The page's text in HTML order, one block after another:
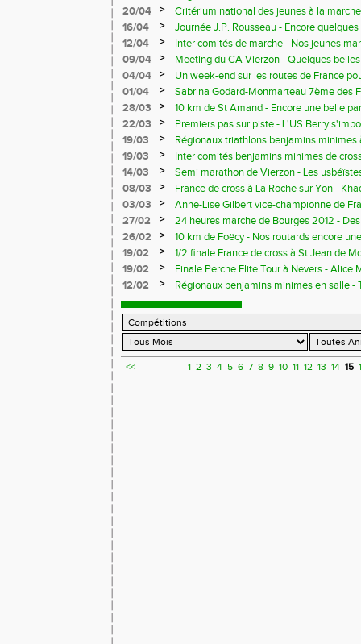
jeunes athlètes
20/04 >
Critérium national des jeunes à la
progression d'Emma Pellud et Solène
16/04 >
Journée J.P. Rousseau - Encore
12/04
>
Inter comités de marche - Nos jeunes
largement à la bonne tenue de l'équipe
09/04 >
Meeting du CA Vierzon - Quelques
ouverture de la saison estivale
04/04 >
Un week-end sur les routes de France
01/04
>
Sabrina Godard-Monmarteau 7ème des
Roanne en 35'00"
28/03 >
10 km de St Amand - Encore une belle
routards
22/03 >
Premiers pas sur piste - L'US Berry
l'un des clubs leader de la marche
19/03 >
Régionaux triathlons benjamins minimes
pour nos athlètes
19/03 >
Inter comités benjamins minimes de
d'Anna Syty chez les minimes filles
14/03 >
Semi marathon de Vierzon - Les
Deleume s'impose pour la 4ème fois
08/03 >
France de cross à La Roche sur Yon -
Martin, nos seuls représentants
03/03 >
Anne-Lise Gilbert vice-championne de
cadettes en 15'22"01 - nouveau record du
27/02 >
24 heures marche de Bourges 2012 -
nationaux exceptionnels.
26/02 >
10 km de Foëcy - Nos routards encore
19/02
>
1/2 finale France de cross à St Jean de
2èmes par équipes, Christophe Tessiot
pour les France
19/02 >
Finale Perche Elite Tour à Nevers - Alice
Charles tout près de leur record
12/02 >
Régionaux benjamins minimes en salle -
<< 1 2 3 4 5 6 7 8 9 10 11 12 13 14 15